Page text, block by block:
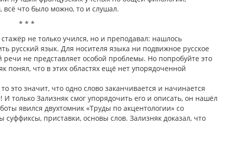
что было можно, то и слушал.
* * *
не только учился, но и преподавал: нашлось
русский язык. Для носителя языка ни подвижное русское
не представляет особой проблемы. Но попробуйте это
понял, что в этих областях ещё нет упорядоченной
это значит, что одно слово заканчивается и начинается
только Зализняк смог упорядочить его и описать, он нашёл
явился двухтомник «Труды по акцентологии» со
приставки, основы слов. Зализняк доказал, что